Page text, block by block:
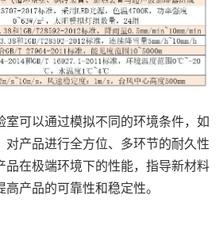
室可以通过模拟不同的环境条件，如
对产品进行全方位、多环节的耐久性
品在极端环境下的性能，指导新材料
产品的可靠性和稳定性。